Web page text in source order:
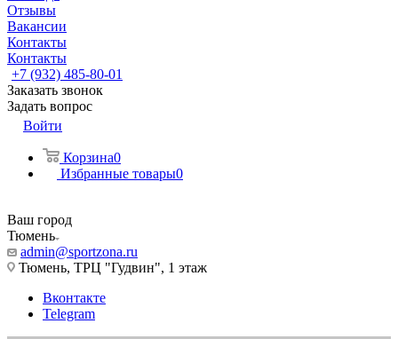
Отзывы
Вакансии
Контакты
Контакты
+7 (932) 485-80-01
Заказать звонок
Задать вопрос
Войти
Корзина0
Избранные товары0
Ваш город
Тюмень
admin@sportzona.ru
Тюмень, ТРЦ "Гудвин", 1 этаж
Вконтакте
Telegram